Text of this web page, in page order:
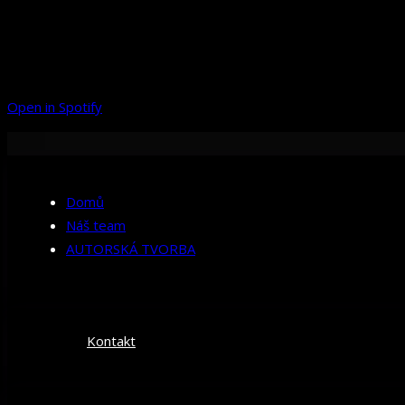
Open in Spotify
Domů
Náš team
AUTORSKÁ TVORBA
Kontakt